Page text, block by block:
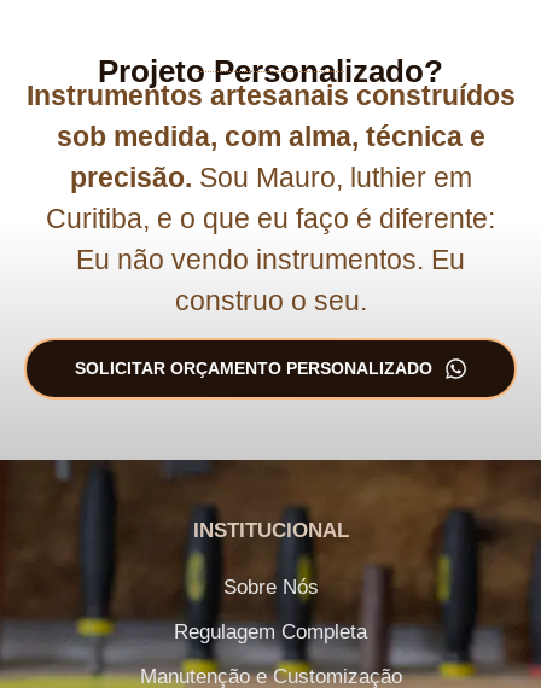
Projeto Personalizado?
Instrumentos artesanais construídos
sob medida, com alma, técnica e
precisão. Sou Mauro, luthier em
Curitiba, e o que eu faço é diferente:
Eu não vendo instrumentos. Eu
construo o seu.
SOLICITAR ORÇAMENTO PERSONALIZADO
INSTITUCIONAL
Sobre Nós
Regulagem Completa
Manutenção e Customização